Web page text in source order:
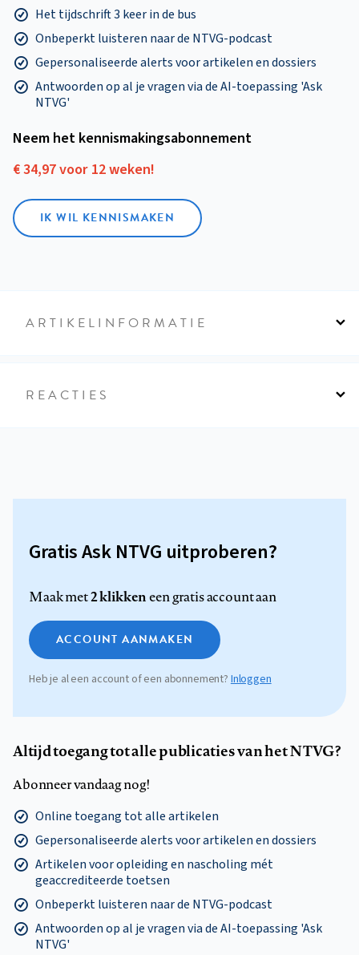
Het tijdschrift 3 keer in de bus
Onbeperkt luisteren naar de NTVG-podcast
Gepersonaliseerde alerts voor artikelen en dossiers
Antwoorden op al je vragen via de AI-toepassing 'Ask
NTVG'
Neem het kennismakings­abonnement
€ 34,97 voor 12 weken!
IK WIL KENNISMAKEN
ARTIKELINFORMATIE
REACTIES
Gratis Ask NTVG uitproberen?
Maak met2 klikkeneen gratis account aan
ACCOUNT AANMAKEN
Heb je al een account of een abonnement?Inloggen
Altijd toegang tot alle publicaties van het NTVG?
Abonneer vandaag nog!
Online toegang tot alle artikelen
Gepersonaliseerde alerts voor artikelen en dossiers
Artikelen voor opleiding en nascholing mét
geaccrediteerde toetsen
Onbeperkt luisteren naar de NTVG-podcast
Antwoorden op al je vragen via de AI-toepassing 'Ask
NTVG'